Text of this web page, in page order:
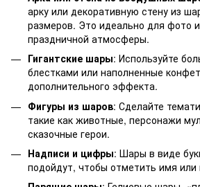
арку или декоративную стену из
размеров. Это идеально для фото
праздничной атмосферы.
Гигантские шары: Используйте
блестками или наполненные
дополнительного эффекта.
Фигуры из шаров: Сделайте
такие как животные, персонажи
сказочные герои.
Надписи и цифры: Шары в виде
подойдут, чтобы отметить имя или